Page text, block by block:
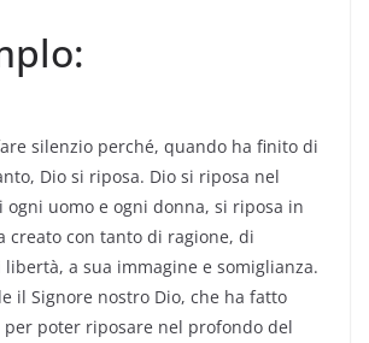
silenzio perché, quando ha finito di
Dio si riposa. Dio si riposa nel
ogni uomo e ogni donna, si riposa in
creato con tanto di ragione, di
a sua immagine e somiglianza.
il Signore nostro Dio, che ha fatto
poter riposare nel profondo del